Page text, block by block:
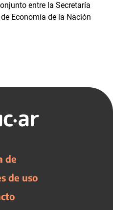
entre la Secretaría
Economía de la Nación
de
de uso